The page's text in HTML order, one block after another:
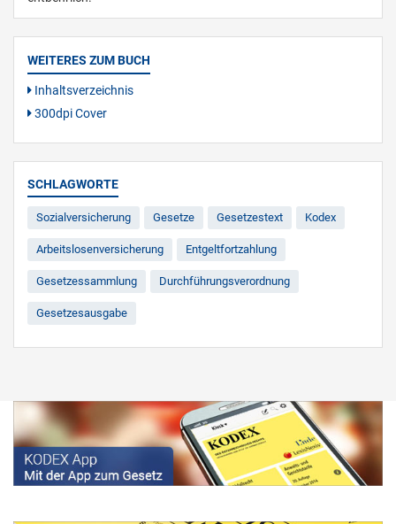
WEITERES ZUM BUCH
Inhaltsverzeichnis
300dpi Cover
SCHLAGWORTE
Sozialversicherung Gesetze Gesetzestext Kodex
Arbeitslosenversicherung Entgeltfortzahlung
Gesetzessammlung Durchführungsverordnung
Gesetzesausgabe